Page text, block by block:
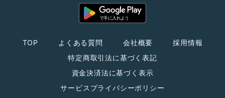
TOP よくある質問 会社概要
採用情報
特定商取引法に基づく表記
資金決済法に基づく表示
サービスプライバシーポリシー